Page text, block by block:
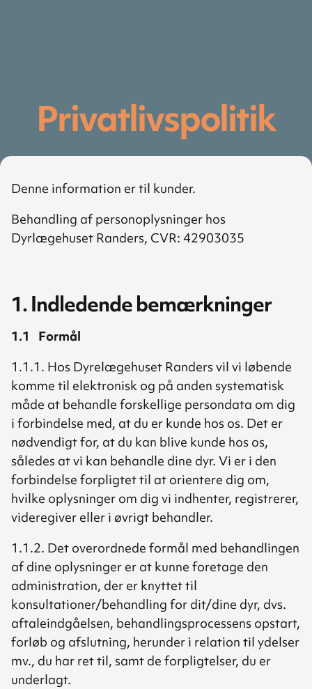
Privatlivspolitik
Denne information er til kunder.
Behandling af personoplysninger hos
Dyrlægehuset Randers, CVR: 42903035
1. Indledende bemærkninger
1.1 Formål
1.1.1. Hos Dyrelægehuset Randers vil vi løbende
komme til elektronisk og på anden systematisk
måde at behandle forskellige persondata om dig
i forbindelse med, at du er kunde hos os. Det er
nødvendigt for, at du kan blive kunde hos os,
således at vi kan behandle dine dyr. Vi er i den
forbindelse forpligtet til at orientere dig om,
hvilke oplysninger om dig vi indhenter, registrerer,
videregiver eller i øvrigt behandler.
1.1.2. Det overordnede formål med behandlingen
af dine oplysninger er at kunne foretage den
administration, der er knyttet til
konsultationer/behandling for dit/dine dyr, dvs.
aftaleindgåelsen, behandlingsprocessens opstart,
forløb og afslutning, herunder i relation til ydelser
mv., du har ret til, samt de forpligtelser, du er
underlagt.